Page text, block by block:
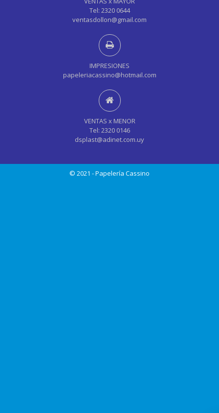
Tel: 2320 0644
ventasdollon@gmail.com
IMPRESIONES
papeleriacassino@hotmail.com
VENTAS x MENOR
Tel: 2320 0146
dsplast@adinet.com.uy
© 2021 - Papelería Cassino